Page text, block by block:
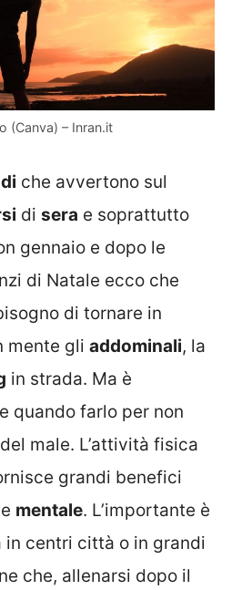
(Canva) – Inran.it
che avvertono sul
di sera e soprattutto
gennaio e dopo le
di Natale ecco che
di tornare in
mente gli addominali, la
in strada. Ma è
quando farlo per non
male. L’attività fisica
grandi benefici
e mentale. L’importante è
in centri città o in grandi
che, allenarsi dopo il